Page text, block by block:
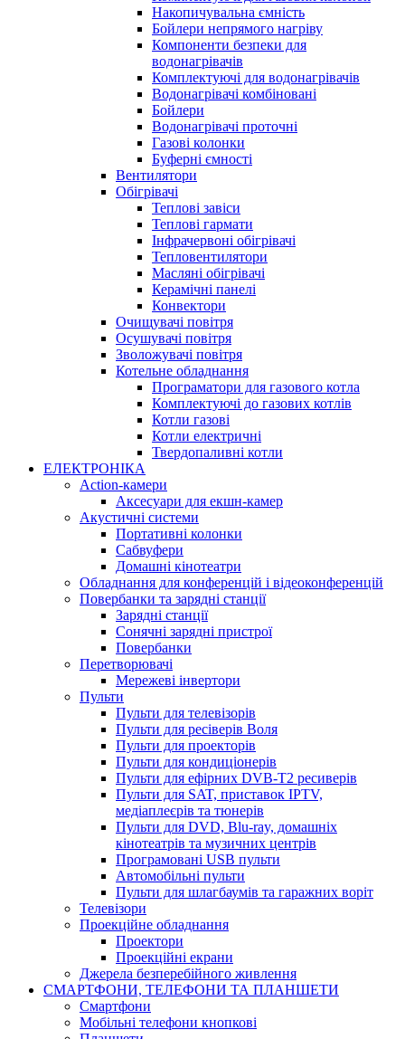
Накопичувальна ємність
Бойлери непрямого нагріву
Компоненти безпеки для
водонагрівачів
Комплектуючі для водонагрівачів
Водонагрівачі комбіновані
Бойлери
Водонагрівачі проточні
Газові колонки
Буферні ємності
Вентилятори
Обігрівачі
Теплові завіси
Теплові гармати
Інфрачервоні обігрівачі
Тепловентилятори
Масляні обігрівачі
Керамічні панелі
Конвектори
Очищувачі повітря
Осушувачі повітря
Зволожувачі повітря
Котельне обладнання
Програматори для газового котла
Комплектуючі до газових котлів
Котли газові
Котли електричні
Твердопаливні котли
ЕЛЕКТРОНІКА
Action-камери
Аксесуари для екшн-камер
Акустичні системи
Портативні колонки
Сабвуфери
Домашні кінотеатри
Обладнання для конференцій і відеоконференцій
Повербанки та зарядні станції
Зарядні станції
Сонячні зарядні пристрої
Повербанки
Перетворювачі
Мережеві інвертори
Пульти
Пульти для телевізорів
Пульти для ресіверів Воля
Пульти для проекторів
Пульти для кондиціонерів
Пульти для ефірних DVB-T2 ресиверів
Пульти для SAT, приставок IPTV,
медіаплеєрів та тюнерів
Пульти для DVD, Blu-ray, домашніх
кінотеатрів та музичних центрів
Програмовані USB пульти
Автомобільні пульти
Пульти для шлагбаумів та гаражних воріт
Телевізори
Проекційне обладнання
Проектори
Проекційні екрани
Джерела безперебійного живлення
СМАРТФОНИ, ТЕЛЕФОНИ ТА ПЛАНШЕТИ
Смартфони
Мобільні телефони кнопкові